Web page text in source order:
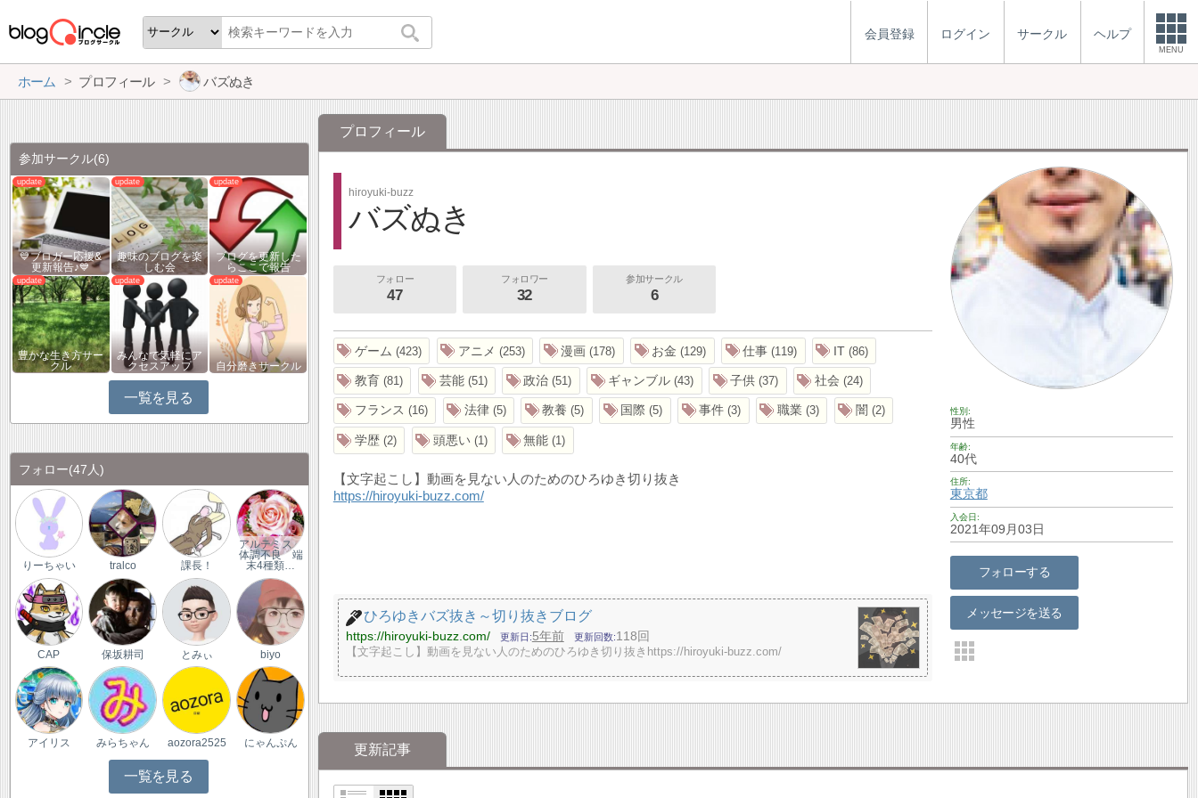
会員登録 ログイン サークル ヘルプ
MENU
ホーム プロフィール バズぬき
プロフィール
hiroyuki-buzz
バズぬき
フォロー
47
フォロワー
32
参加サークル
6
性別
男性
年齢
40代
住所
東京都
入会日
2021年09月03日
フォローする
メッセージを送る
ゲーム 423 アニメ 253 漫画 178 お金 129 仕事 119 IT 86
教育 81 芸能 51 政治 51 ギャンブル 43 子供 37 社会 24
フランス 16 法律 5 教養 5 国際 5 事件 3 職業 3 闇 2
学歴 2 頭悪い 1 無能 1
【文字起こし】動画を見ない人のためのひろゆき切り抜き
https://hiroyuki-buzz.com/
ひろゆきバズ抜き～切り抜きブログ
https://hiroyuki-buzz.com/ 更新日 5年前 更新回数 118回
【文字起こし】動画を見ない人のためのひろゆき切り抜きhttps://hiroyuki-buzz.com/
更新記事
参加サークル(6)
💙ブロガー応援&
更新報告♪💙
趣味のブログを楽
しむ会
ブログを更新した
らここで報告
豊かな生き方サー
クル
みんなで気軽にア
クセスアップ
自分磨きサークル
一覧を見る
フォロー(47人)
りーちゃい tralco 課長！
アルテミス
体調不良 端
末4種類…
CAP 保坂耕司 とみぃ biyo
アイリス みらちゃん aozora2525 にゃんぷん
一覧を見る